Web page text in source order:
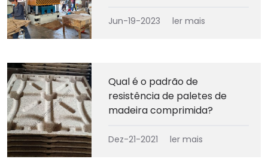
Jun-19-2023 ler mais
Qual é o padrão de
resistência de paletes de
madeira comprimida?
Dez-21-2021 ler mais